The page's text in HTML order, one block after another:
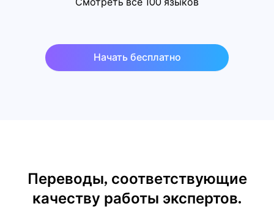
Начать бесплатно
Переводы, соответствующие
качеству работы экспертов.